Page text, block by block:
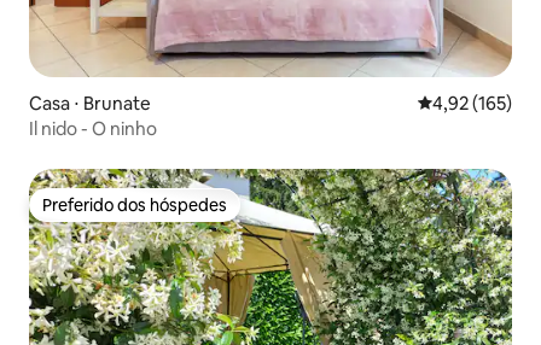
Casa ⋅ Brunate 4,92 de uma
4,92 (165)
Il nido - O ninho
Preferido dos hóspedes
Preferido dos hóspedes